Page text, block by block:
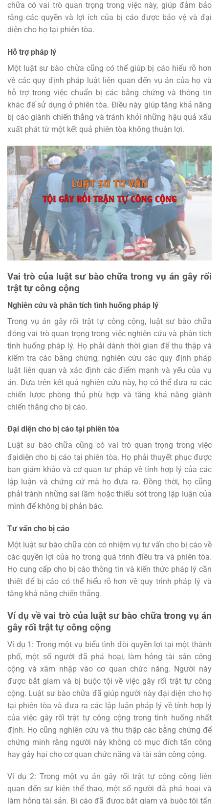
chữa có vai trò quan trọng trong việc này, giúp đảm bảo
rằng các quyền và lợi ích của bị cáo được bảo vệ và đại
diện cho họ tại phiên tòa.
Hỗ trợ pháp lý
Một luật sư bào chữa cũng có thể giúp bị cáo hiểu rõ hơn
về các quy định pháp luật liên quan đến vụ án của họ và
hỗ trợ trong việc chuẩn bị các bằng chứng và thông tin
khác để sử dụng ở phiên tòa. Điều này giúp tăng khả năng
bị cáo giành chiến thắng và tránh khỏi những hậu quả xấu
xuất phát từ một kết quả phiên tòa không thuận lợi.
Vai trò của luật sư bào chữa trong vụ án gây rối
trật tự công cộng
Nghiên cứu và phân tích tình huống pháp lý
Trong vụ án gây rối trật tự công cộng, luật sư bào chữa
đóng vai trò quan trọng trong việc nghiên cứu và phân tích
tình huống pháp lý. Họ phải dành thời gian để thu thập và
kiểm tra các bằng chứng, nghiên cứu các quy định pháp
luật liên quan và xác định các điểm mạnh và yếu của vụ
án. Dựa trên kết quả nghiên cứu này, họ có thể đưa ra các
chiến lược phòng thủ phù hợp và tăng khả năng giành
chiến thắng cho bị cáo.
Đại diện cho bị cáo tại phiên tòa
Luật sư bào chữa cũng có vai trò quan trọng trong việc
đạidiện cho bị cáo tại phiên tòa. Họ phải thuyết phục được
ban giám khảo và cơ quan tư pháp về tính hợp lý của các
lập luận và chứng cứ mà họ đưa ra. Đồng thời, họ cũng
phải tránh những sai lầm hoặc thiếu sót trong lập luận của
mình để không bị phản bác.
Tư vấn cho bị cáo
Một luật sư bào chữa còn có nhiệm vụ tư vấn cho bị cáo về
các quyền lợi của họ trong quá trình điều tra và phiên tòa.
Họ cung cấp cho bị cáo thông tin và kiến ​​thức pháp lý cần
thiết để bị cáo có thể hiểu rõ hơn về quy trình pháp lý và
tăng khả năng chiến thắng.
Ví dụ về vai trò của luật sư bào chữa trong vụ án
gây rối trật tự công cộng
Ví dụ 1: Trong một vụ biểu tình đòi quyền lợi tại một thành
phố, một số người đã phá hoại, làm hỏng tài sản công
cộng và xâm nhập vào cơ quan chức năng. Người này
được bắt giam và bị buộc tội về việc gây rối trật tự công
cộng. Luật sư bào chữa đã giúp người này đại diện cho họ
tại phiên tòa và đưa ra các lập luận pháp lý về tính hợp lý
của việc gây rối trật tự công cộng trong tình huống nhất
định. Họ cũng nghiên cứu và thu thập các bằng chứng để
chứng minh rằng người này không có mục đích tấn công
hay gây hại cho cơ quan chức năng và tài sản công cộng.
Ví dụ 2: Trong một vụ án gây rối trật tự công cộng liên
quan đến sự kiện thể thao, một số người đã phá hoại và
làm hỏng tài sản. Bị cáo đã được bắt giam và buộc tội tấn